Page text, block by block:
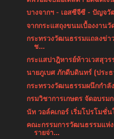
บางจากฯ - เอสซีจีซี - ปัญจ
จากกระแสถุงขนมเบื้องงาน
กระทรวงวัฒนธรรมแถลงข่า
ช...
กระแสปาฎิหารย์ท้าวเวสสุว
นายภูเบศ ภักดีบดินทร์ (ประ
กระทรวงวัฒนธรรมผนึกกำลั
กรมวิชาการเกษตร จัดอบร
นัท วอล์คเกอร์ เริ่มโปรโมชั่
คณะกรรมการวัฒนธรรมแห่
รายจ่า...